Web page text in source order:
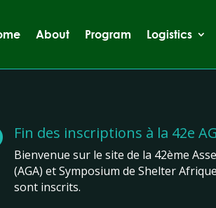
About Program Logistics
Fin des inscriptions à la 42e
Bienvenue sur le site de la 42ème
(AGA) et Symposium de Shelter
sont inscrits.